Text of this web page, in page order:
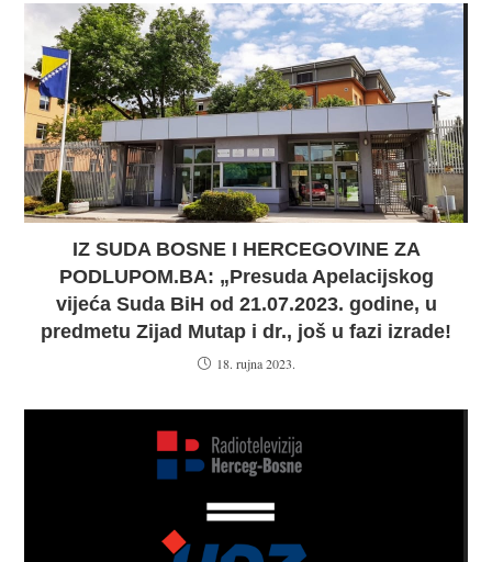
IZ SUDA BOSNE I HERCEGOVINE ZA
PODLUPOM.BA: „Presuda Apelacijskog
vijeća Suda BiH od 21.07.2023. godine, u
predmetu Zijad Mutap i dr., još u fazi izrade!
18. rujna 2023.